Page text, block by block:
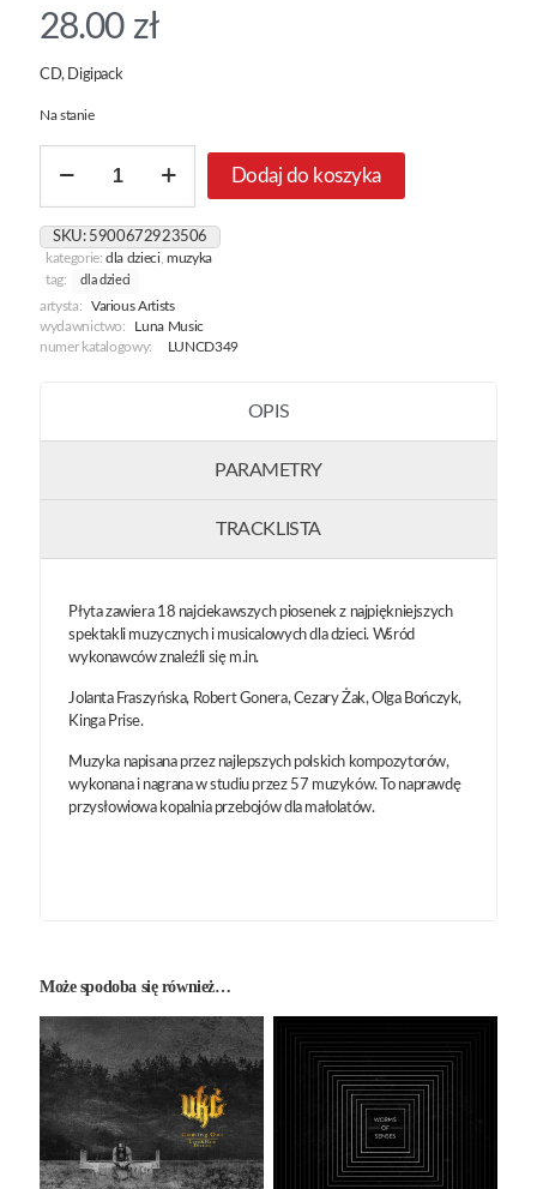
28.00 zł
CD, Digipack
Na stanie
Piosenki
Szafy
Żyrafy
Dodaj do koszyka
SKU: 5900672923506
kategorie:dla dzieci muzyka
tag:
dla dzieci
artysta:
Various Artists
wydawnictwo:
Luna Music
numer katalogowy:
LUNCD349
OPIS
PARAMETRY
TRACKLISTA
Płyta zawiera 18 najciekawszych piosenek z najpiękniejszych
spektakli muzycznych i musicalowych dla dzieci. Wśród
wykonawców znaleźli się m.in.
Jolanta Fraszyńska, Robert Gonera, Cezary Żak, Olga Bończyk,
Kinga Prise.
Muzyka napisana przez najlepszych polskich kompozytorów,
wykonana i nagrana w studiu przez 57 muzyków. To naprawdę
przysłowiowa kopalnia przebojów dla małolatów.
Może spodoba się również…